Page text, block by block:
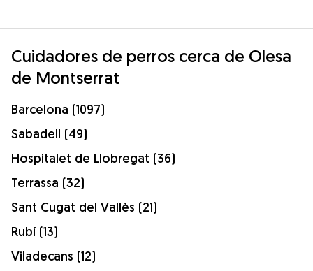
Cuidadores de perros cerca de Olesa
de Montserrat
Barcelona (1097)
Sabadell (49)
Hospitalet de Llobregat (36)
Terrassa (32)
Sant Cugat del Vallès (21)
Rubí (13)
Viladecans (12)